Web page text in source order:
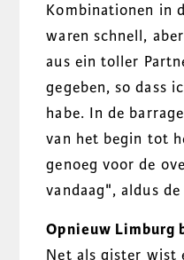
Kombinationen in
waren schnell,
aus ein toller
gegeben, so dass
habe. In de
van het begin tot
genoeg voor de
vandaag", aldus
Opnieuw Limburg
Net als gister wist